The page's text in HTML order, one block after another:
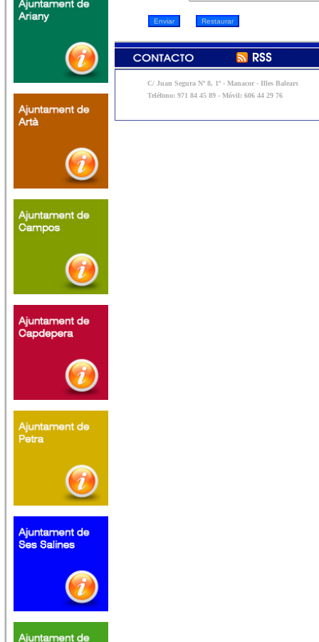
C/ Juan Segura Nº 8, 1º - Manacor - Illes Balears
Teléfono: 971 84 45 89 - Móvil: 606 44 29 76